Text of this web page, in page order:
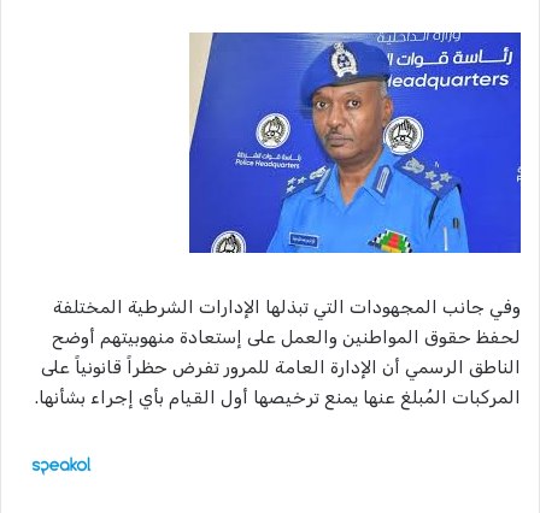
وفي جانب المجهودات التي تبذلها الإدارات الشرطية المختلفة
لحفظ حقوق المواطنين والعمل على إستعادة منهوبيتهم أوضح
الناطق الرسمي أن الإدارة العامة للمرور تفرض حظراً قانونياً على
المركبات المُبلغ عنها يمنع ترخيصها أول القيام بأي إجراء بشأنها.